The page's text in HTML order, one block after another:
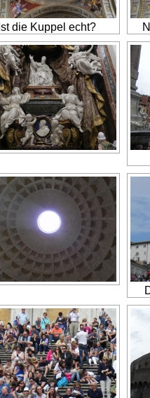
Ist die Kuppel echt?